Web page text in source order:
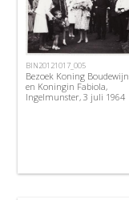
BIN20121017_005
Bezoek Koning Boudewijn
en Koningin Fabiola,
Ingelmunster, 3 juli 1964